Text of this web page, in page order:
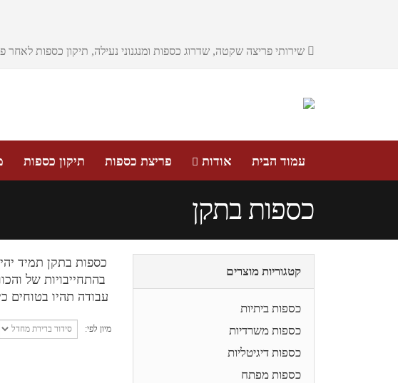
שירותי פריצה שקטה, שדרוג כספות ומנגנוני נעילה, תיקון כספות
עמוד הבית אודות פריצת כספות תיקון כספות
כספות בתקן
כספות בתקן תמיד
בהתחייבויות של
עבודה תהיו בטוחים
מיון לפי:
קטגוריות מוצרים
כספות ביתיות
כספות משרדיות
כספות דיגיטליות
כספות מפתח